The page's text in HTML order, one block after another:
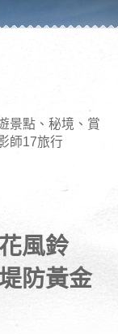
景點、秘境、賞
師17旅行
風鈴
防黃金